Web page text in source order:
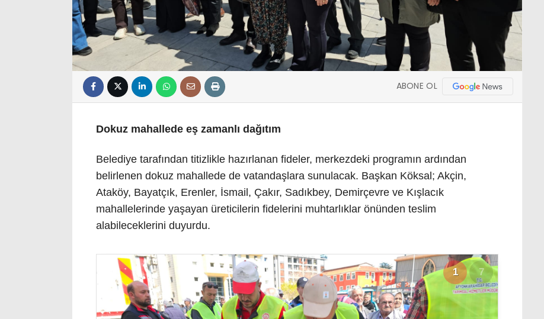
ABONE OL
Dokuz mahallede eş zamanlı dağıtım
Belediye tarafından titizlikle hazırlanan fideler, merkezdeki programın ardından
belirlenen dokuz mahallede de vatandaşlara sunulacak. Başkan Köksal; Akçin,
Ataköy, Bayatçık, Erenler, İsmail, Çakır, Sadıkbey, Demirçevre ve Kışlacık
mahallelerinde yaşayan üreticilerin fidelerini muhtarlıklar önünden teslim
alabileceklerini duyurdu.
1 7